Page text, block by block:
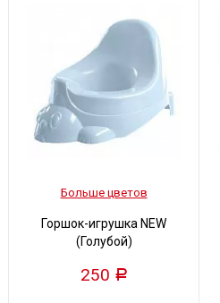
Больше цветов
Горшок-игрушка NEW
(Голубой)
250 Р